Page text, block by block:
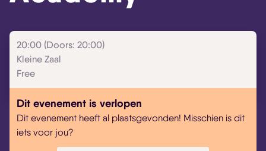
20:00 (Doors: 20:00)
Kleine Zaal
Free
Dit evenement is verlopen
Dit evenement heeft al plaatsgevonden! Misschien is dit
iets voor jou?